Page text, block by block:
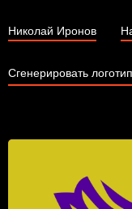
Николай Иронов
Сгенерировать логотип